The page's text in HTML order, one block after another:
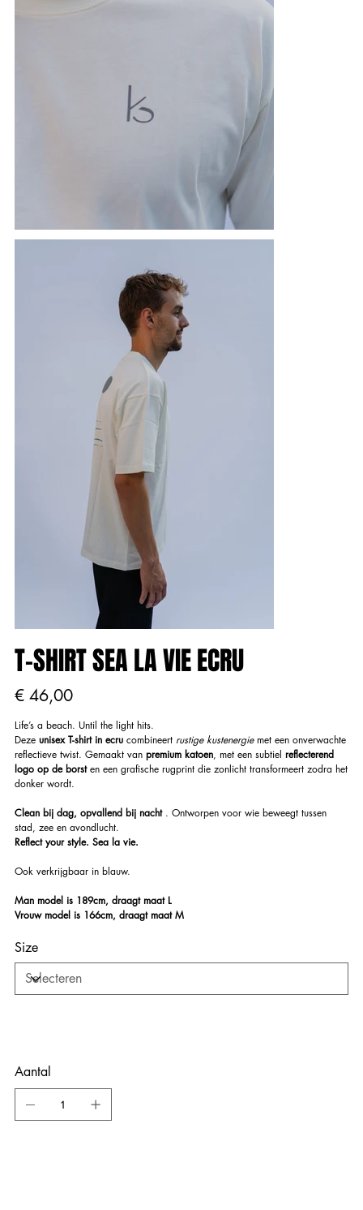
T-SHIRT SEA LA VIE ECRU
Prijs
€ 46,00
Life’s a beach. Until the light hits.
Deze unisex T-shirt in ecrucombineert rustige kustenergiemet een onverwachte
reflectieve twist. Gemaakt van premium katoen, met een subtiel reflecterend
logo op de borsten een grafische rugprint die zonlicht transformeert zodra het
donker wordt.
Clean bij dag, opvallend bij nacht. Ontworpen voor wie beweegt tussen
stad, zee en avondlucht.
Reflect your style. Sea la vie.
Ook verkrijgbaar in blauw.
Man model is 189cm, draagt maat L
Vrouw model is 166cm, draagt maat M
Size
Aantal